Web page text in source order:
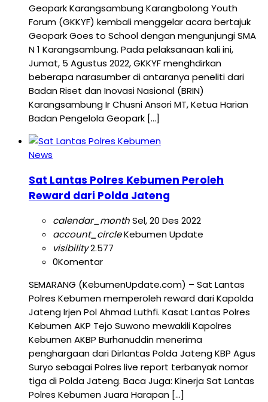
Geopark Karangsambung Karangbolong Youth
Forum (GKKYF) kembali menggelar acara bertajuk
Geopark Goes to School dengan mengunjungi SMA
N 1 Karangsambung. Pada pelaksanaan kali ini,
Jumat, 5 Agustus 2022, GKKYF menghdirkan
beberapa narasumber di antaranya peneliti dari
Badan Riset dan Inovasi Nasional (BRIN)
Karangsambung Ir Chusni Ansori MT, Ketua Harian
Badan Pengelola Geopark […]
News
Sat Lantas Polres Kebumen Peroleh
Reward dari Polda Jateng
calendar_monthSel, 20 Des 2022
account_circleKebumen Update
visibility2.577
0Komentar
SEMARANG (KebumenUpdate.com) – Sat Lantas
Polres Kebumen memperoleh reward dari Kapolda
Jateng Irjen Pol Ahmad Luthfi. Kasat Lantas Polres
Kebumen AKP Tejo Suwono mewakili Kapolres
Kebumen AKBP Burhanuddin menerima
penghargaan dari Dirlantas Polda Jateng KBP Agus
Suryo sebagai Polres live report terbanyak nomor
tiga di Polda Jateng. Baca Juga: Kinerja Sat Lantas
Polres Kebumen Juara Harapan […]